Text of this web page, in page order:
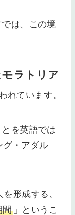
は、この境
モラトリア
れています。
を英語では
グ・アダル
形成する、
間」というこ